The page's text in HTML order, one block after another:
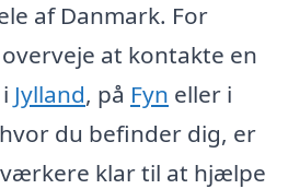
af Danmark. For
at kontakte en
Jylland, på Fyn eller i
du befinder dig, er
klar til at hjælpe